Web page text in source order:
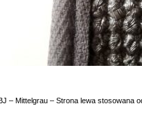
– Mittelgrau – Strona lewa stosowana